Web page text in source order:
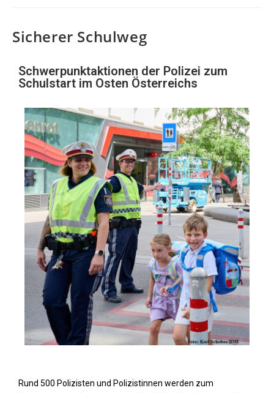
Sicherer Schulweg
Schwerpunktaktionen der Polizei zum
Schulstart im Osten Österreichs
Rund 500 Polizisten und Polizistinnen werden zum